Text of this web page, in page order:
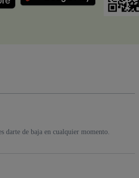
darte de baja en cualquier momento.